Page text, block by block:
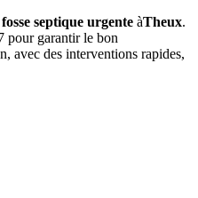
septique urgente àTheux.
pour garantir le bon
avec des interventions rapides,